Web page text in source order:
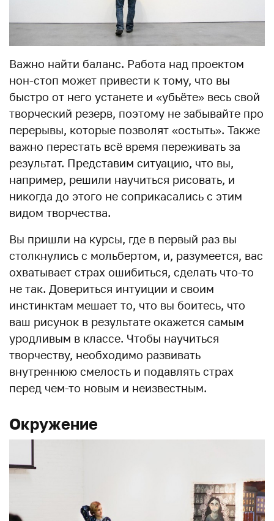
Важно найти баланс. Работа над проектом
нон-стоп может привести к тому, что вы
быстро от него устанете и «убьёте» весь свой
творческий резерв, поэтому не забывайте про
перерывы, которые позволят «остыть». Также
важно перестать всё время переживать за
результат. Представим ситуацию, что вы,
например, решили научиться рисовать, и
никогда до этого не соприкасались с этим
видом творчества.
Вы пришли на курсы, где в первый раз вы
столкнулись с мольбертом, и, разумеется, вас
охватывает страх ошибиться, сделать что-то
не так. Довериться интуиции и своим
инстинктам мешает то, что вы боитесь, что
ваш рисунок в результате окажется самым
уродливым в классе. Чтобы научиться
творчеству, необходимо развивать
внутреннюю смелость и подавлять страх
перед чем-то новым и неизвестным.
Окружение